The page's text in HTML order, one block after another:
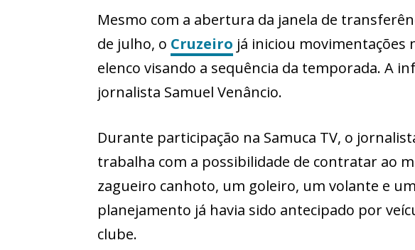
Mesmo com a abertura da janela de
de julho, o Cruzeiro já iniciou movimentações
elenco visando a sequência da temporada. A
jornalista Samuel Venâncio.
Durante participação na Samuca TV, o
trabalha com a possibilidade de contratar ao
zagueiro canhoto, um goleiro, um volante e
planejamento já havia sido antecipado por
clube.